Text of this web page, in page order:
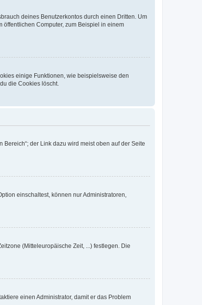
deines Benutzerkontos durch einen Dritten. Um
öffentlichen Computer, zum Beispiel in einem
einige Funktionen, wie beispielsweise den
die Cookies löscht.
der Link dazu wird meist oben auf der Seite
einschaltest, können nur Administratoren,
(Mitteleuropäische Zeit, ...) festlegen. Die
einen Administrator, damit er das Problem